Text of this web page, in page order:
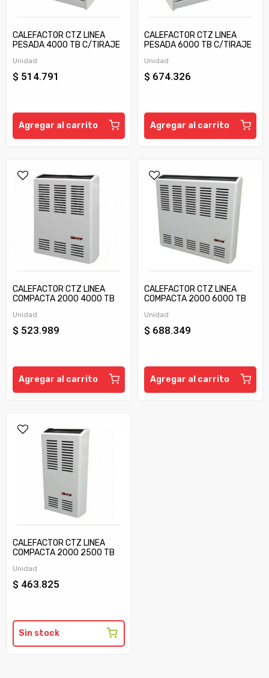
CALEFACTOR CTZ LINEA
PESADA 4000 TB C/TIRAJE
Unidad
$ 514.791
Agregar al carrito
CALEFACTOR CTZ LINEA
PESADA 6000 TB C/TIRAJE
Unidad
$ 674.326
Agregar al carrito
CALEFACTOR CTZ LINEA
COMPACTA 2000 4000 TB
Unidad
$ 523.989
Agregar al carrito
CALEFACTOR CTZ LINEA
COMPACTA 2000 6000 TB
Unidad
$ 688.349
Agregar al carrito
CALEFACTOR CTZ LINEA
COMPACTA 2000 2500 TB
Unidad
$ 463.825
Sin stock